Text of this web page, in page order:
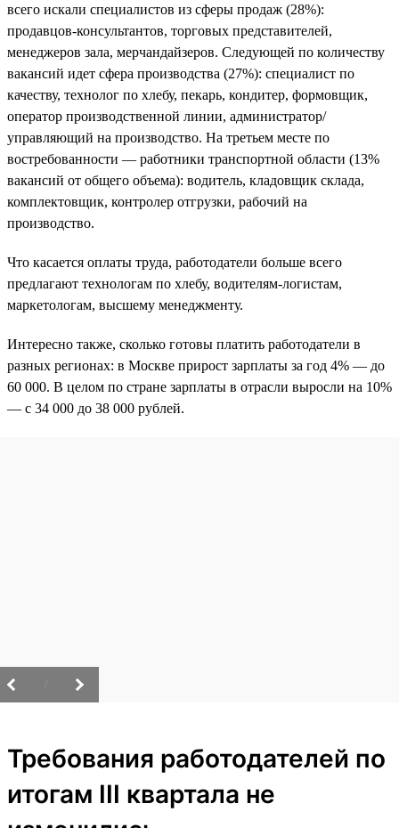
всего искали специалистов из сферы продаж (28%):
продавцов-консультантов, торговых представителей,
менеджеров зала, мерчандайзеров. Следующей по количеству
вакансий идет сфера производства (27%): специалист по
качеству, технолог по хлебу, пекарь, кондитер, формовщик,
оператор производственной линии, администратор/
управляющий на производство. На третьем месте по
востребованности — работники транспортной области (13%
вакансий от общего объема): водитель, кладовщик склада,
комплектовщик, контролер отгрузки, рабочий на
производство.
Что касается оплаты труда, работодатели больше всего
предлагают технологам по хлебу, водителям-логистам,
маркетологам, высшему менеджменту.
Интересно также, сколько готовы платить работодатели в
разных регионах: в Москве прирост зарплаты за год 4% — до
60 000. В целом по стране зарплаты в отрасли выросли на 10%
— с 34 000 до 38 000 рублей.
Требования работодателей по
итогам III квартала не